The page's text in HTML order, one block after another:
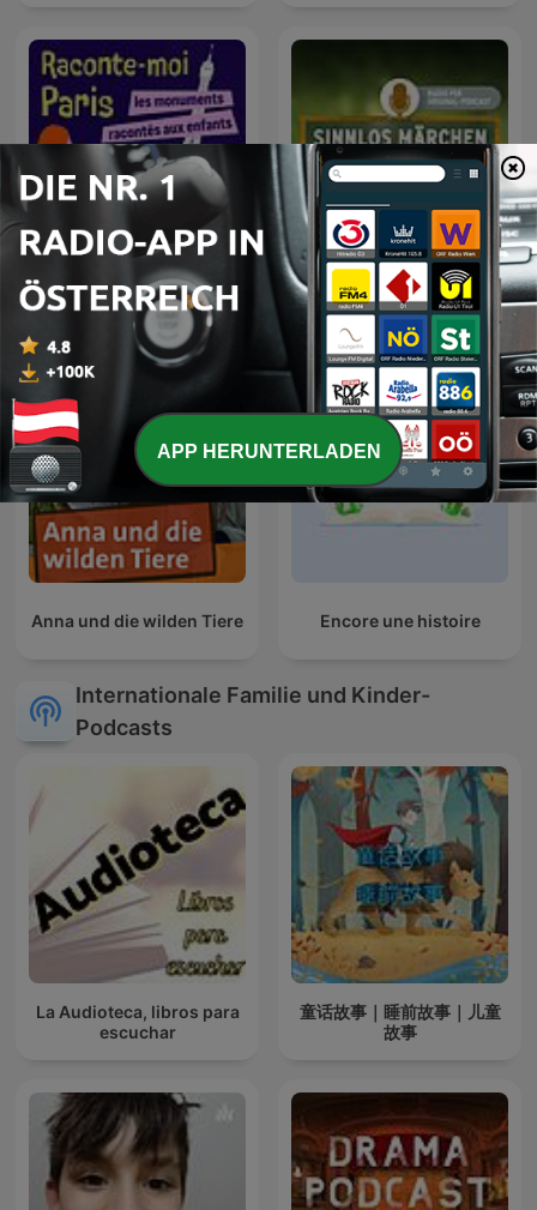
Raconte-moi Paris -
Histoire de Paris
Sinnlos Märchen
Anna und die wilden Tiere Encore une histoire
Internationale Familie und Kinder-
Podcasts
La Audioteca, libros para
escuchar
童话故事｜睡前故事｜儿童
故事
APP HERUNTERLADEN